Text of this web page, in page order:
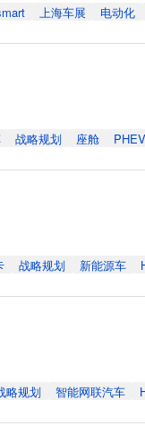
上海车展 电动化
战略规划 座舱 PHEV
战略规划 新能源车
略规划 智能网联汽车